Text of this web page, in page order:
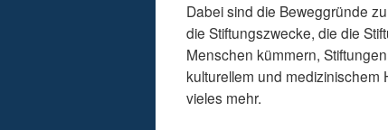
Dabei sind die Beweggründe
die Stiftungszwecke, die die
Menschen kümmern,
kulturellem und
vieles mehr.